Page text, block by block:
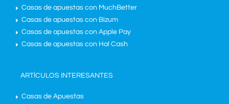
Casas de apuestas con MuchBetter
Casas de apuestas con Bizum
Casas de apuestas con Apple Pay
Casas de apuestas con Hal Cash
ARTÍCULOS INTERESANTES
Casas de Apuestas